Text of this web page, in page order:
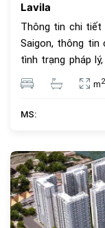
Lavila
Thông tin chi tiết
Saigon, thông tin
tình trạng pháp
nhượng.
m2
MS: